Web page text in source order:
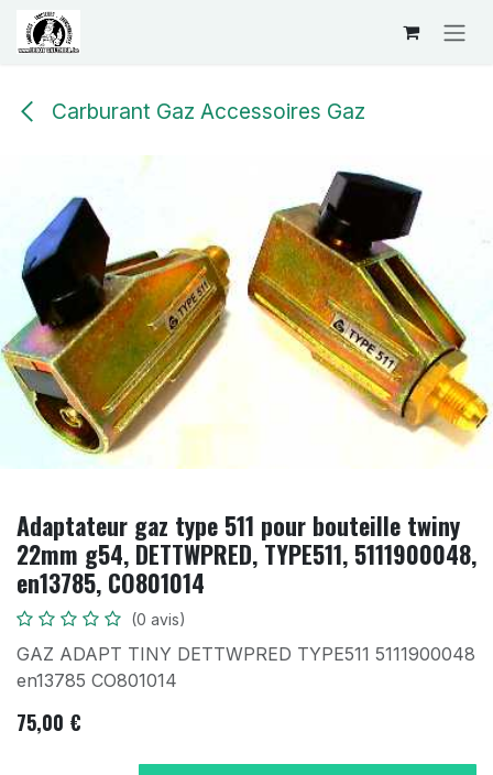
Se rendre au contenu
Carburant Gaz Accessoires Gaz
Adaptateur gaz type 511 pour bouteille twiny
22mm g54, DETTWPRED, TYPE511, 5111900048,
en13785, CO801014
(0 avis)
GAZ ADAPT TINY DETTWPRED TYPE511 5111900048
en13785 CO801014
75,00 €